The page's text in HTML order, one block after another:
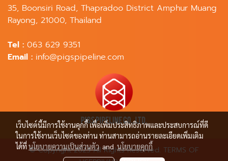
35, Boonsiri Road, Thapradoo District Amphur Muang
Rayong, 21000, Thailand
Tel : 063 629 9351
Email : info@pigspipeline.com
© Copyright 2023 All Rights Reserved. TERMS OF
เว็บไซต์นี้มีการใช้งานคุกกี้ เพื่อเพิ่มประสิทธิภาพและประสบการณ์ที่ดี
ในการใช้งานเว็บไซต์ของท่าน ท่านสามารถอ่านรายละเอียดเพิ่มเติม
ได้ที่นโยบายความเป็นส่วนตัวandนโยบายคุกกี้